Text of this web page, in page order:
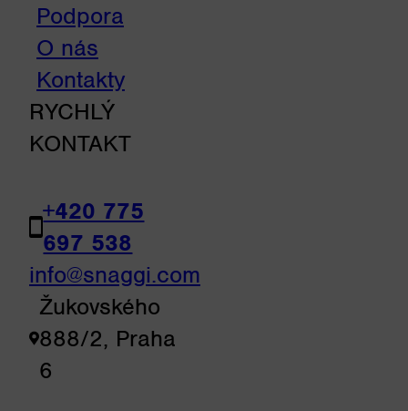
Podpora
O nás
Kontakty
RYCHLÝ
KONTAKT
+420 775
697 538
info@snaggi.com
Žukovského
888/2, Praha
6